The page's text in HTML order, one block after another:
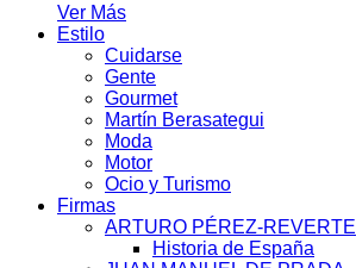
Ver Más
Estilo
Cuidarse
Gente
Gourmet
Martín Berasategui
Moda
Motor
Ocio y Turismo
Firmas
ARTURO PÉREZ-REVERTE
Historia de España